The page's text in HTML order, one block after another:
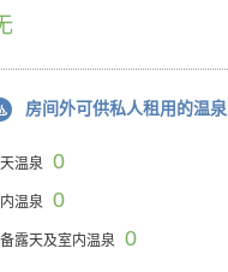
房间外可供私人租用的温泉
温泉 0
温泉 0
露天及室内温泉 0